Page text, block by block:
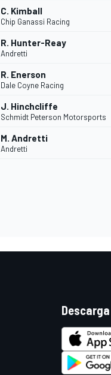
C. Kimball
Chip Ganassi Racing
R. Hunter-Reay
Andretti
R. Enerson
Dale Coyne Racing
J. Hinchcliffe
Schmidt Peterson Motorsports
M. Andretti
Andretti